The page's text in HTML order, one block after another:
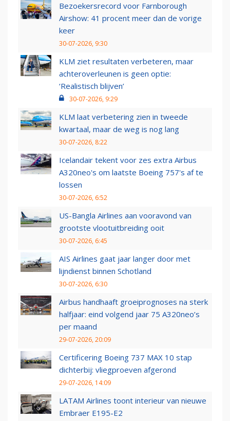
Bezoekersrecord voor Farnborough
Airshow: 41 procent meer dan de vorige
keer
30-07-2026, 9:30
KLM ziet resultaten verbeteren, maar
achteroverleunen is geen optie:
‘Realistisch blijven’
30-07-2026, 9:29
KLM laat verbetering zien in tweede
kwartaal, maar de weg is nog lang
30-07-2026, 8:22
Icelandair tekent voor zes extra Airbus
A320neo's om laatste Boeing 757's af te
lossen
30-07-2026, 6:52
US-Bangla Airlines aan vooravond van
grootste vlootuitbreiding ooit
30-07-2026, 6:45
AIS Airlines gaat jaar langer door met
lijndienst binnen Schotland
30-07-2026, 6:30
Airbus handhaaft groeiprognoses na sterk
halfjaar: eind volgend jaar 75 A320neo’s
per maand
29-07-2026, 20:09
Certificering Boeing 737 MAX 10 stap
dichterbij: vliegproeven afgerond
29-07-2026, 14:09
LATAM Airlines toont interieur van nieuwe
Embraer E195-E2